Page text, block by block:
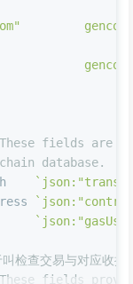
fields are
database.
检查交易与对应收据
fields